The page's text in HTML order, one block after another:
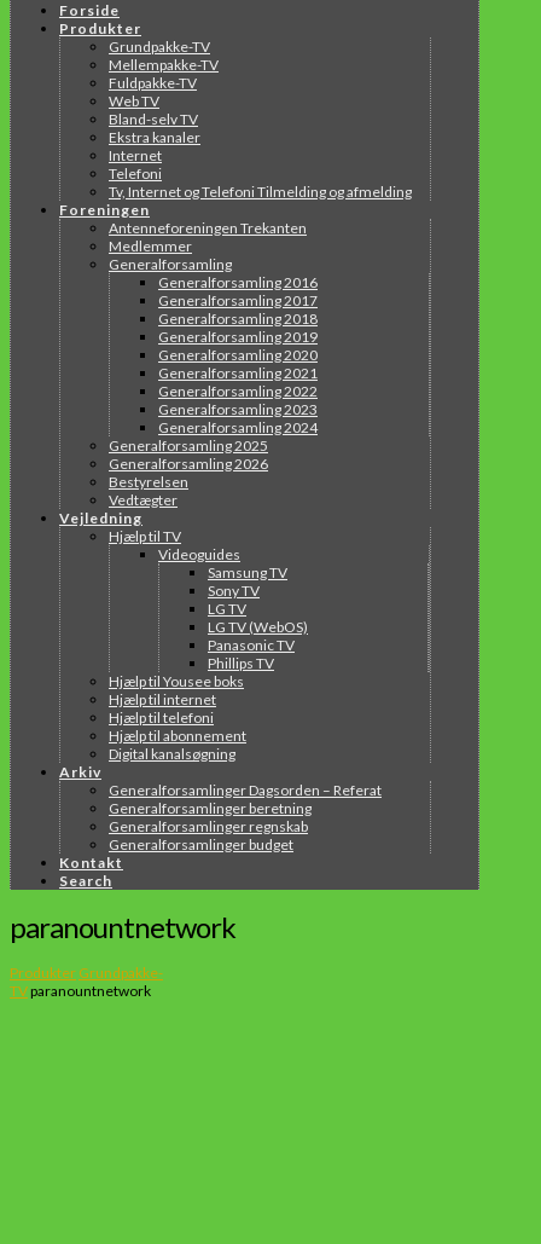
Forside
Produkter
Grundpakke-TV
Mellempakke-TV
Fuldpakke-TV
Web TV
Bland-selv TV
Ekstra kanaler
Internet
Telefoni
Tv, Internet og Telefoni Tilmelding og afmelding
Foreningen
Antenneforeningen Trekanten
Medlemmer
Generalforsamling
Generalforsamling 2016
Generalforsamling 2017
Generalforsamling 2018
Generalforsamling 2019
Generalforsamling 2020
Generalforsamling 2021
Generalforsamling 2022
Generalforsamling 2023
Generalforsamling 2024
Generalforsamling 2025
Generalforsamling 2026
Bestyrelsen
Vedtægter
Vejledning
Hjælp til TV
Videoguides
Samsung TV
Sony TV
LG TV
LG TV (WebOS)
Panasonic TV
Phillips TV
Hjælp til Yousee boks
Hjælp til internet
Hjælp til telefoni
Hjælp til abonnement
Digital kanalsøgning
Arkiv
Generalforsamlinger Dagsorden – Referat
Generalforsamlinger beretning
Generalforsamlinger regnskab
Generalforsamlinger budget
Kontakt
Search
paranountnetwork
Produkter Grundpakke-
TVparanountnetwork